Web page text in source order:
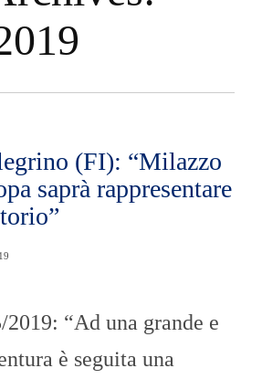
(FI): “Milazzo
saprà rappresentare
“Ad una grande e
è seguita una